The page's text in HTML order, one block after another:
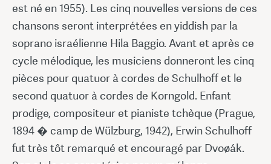
est né en 1955). Les cinq nouvelles versions de ces
chansons seront interprétées en yiddish par la
soprano israélienne Hila Baggio. Avant et après ce
cycle mélodique, les musiciens donneront les cinq
pièces pour quatuor à cordes de Schulhoff et le
second quatuor à cordes de Korngold. Enfant
prodige, compositeur et pianiste tchèque (Prague,
1894 � camp de Wülzburg, 1942), Erwin Schulhoff
fut très tôt remarqué et encouragé par Dvoøák.